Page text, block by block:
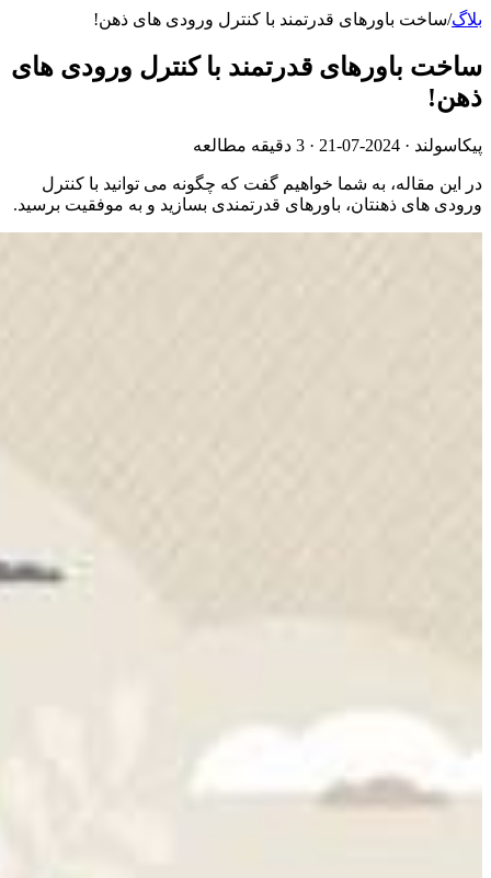
بلاگ/ساخت باورهای قدرتمند با کنترل ورودی های ذهن!
ساخت باورهای قدرتمند با کنترل ورودی های
ذهن!
پیکاسولند · 2024-07-21 · 3 دقیقه مطالعه
در این مقاله، به شما خواهیم گفت که چگونه می توانید با کنترل
ورودی های ذهنتان، باورهای قدرتمندی بسازید و به موفقیت برسید.